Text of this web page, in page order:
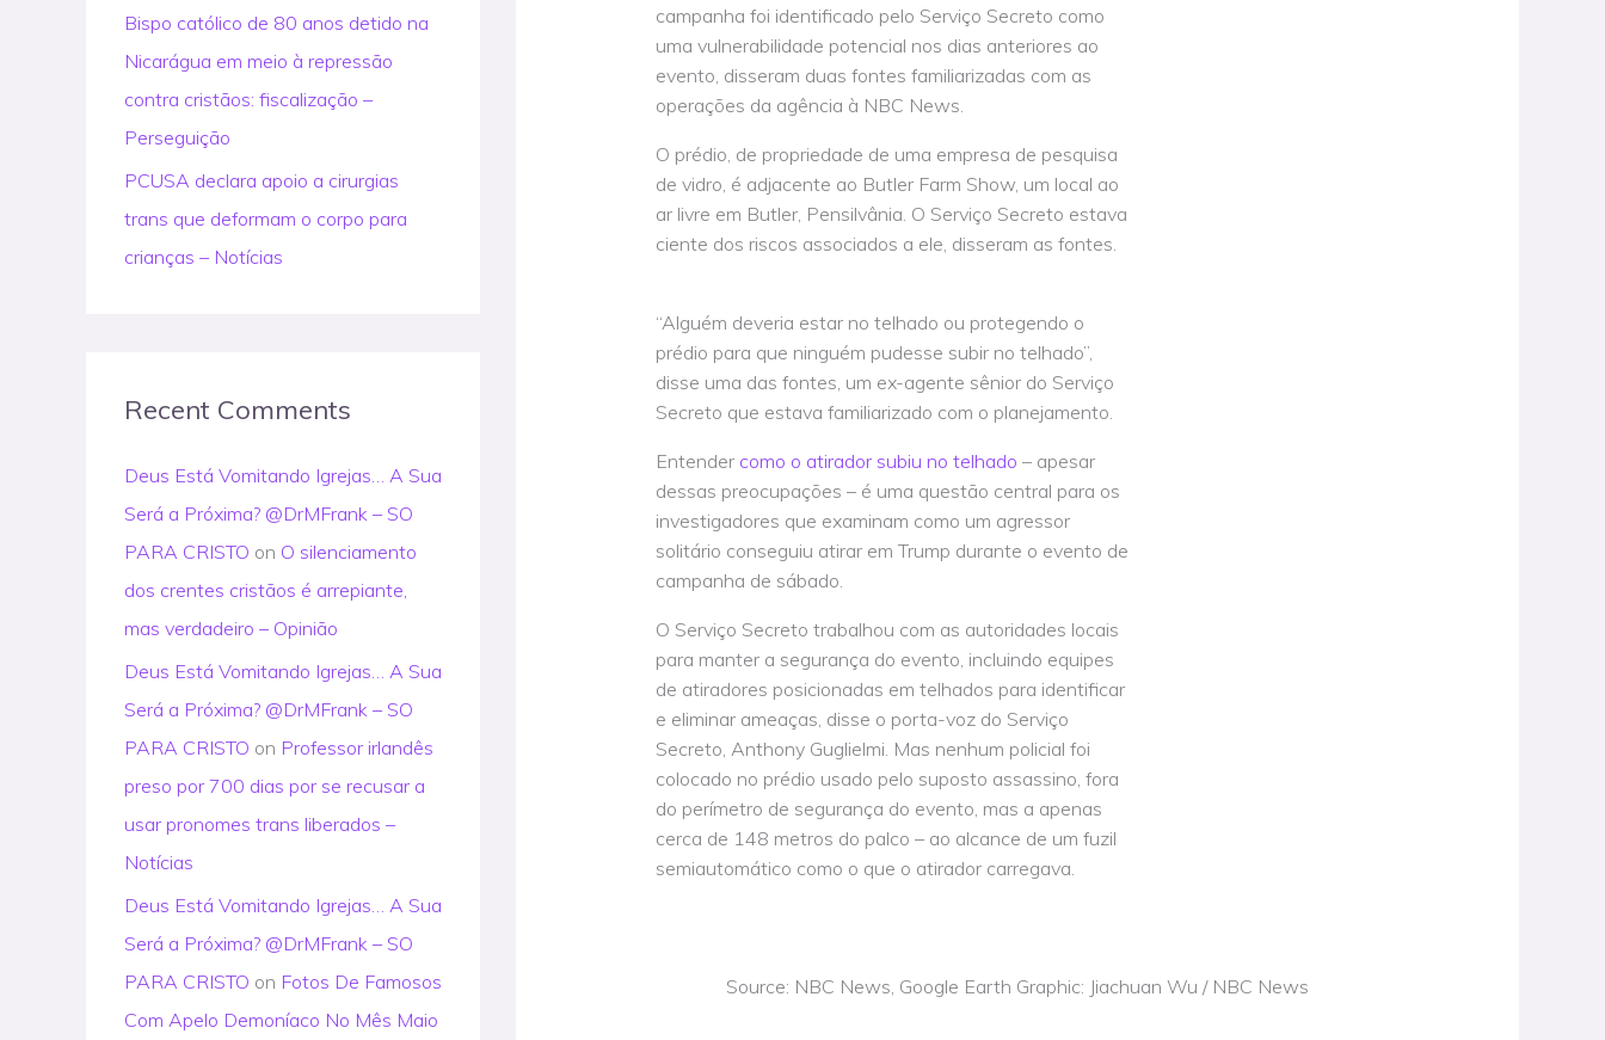
Bispo católico de 80 anos detido na
Nicarágua em meio à repressão
contra cristãos: fiscalização –
Perseguição
PCUSA declara apoio a cirurgias
trans que deformam o corpo para
crianças – Notícias
Recent Comments
Deus Está Vomitando Igrejas… A Sua
Será a Próxima? @DrMFrank – SO
PARA CRISTO on O silenciamento
dos crentes cristãos é arrepiante,
mas verdadeiro – Opinião
Deus Está Vomitando Igrejas… A Sua
Será a Próxima? @DrMFrank – SO
PARA CRISTO on Professor irlandês
preso por 700 dias por se recusar a
usar pronomes trans liberados –
Notícias
Deus Está Vomitando Igrejas… A Sua
Será a Próxima? @DrMFrank – SO
PARA CRISTO on Fotos De Famosos
Com Apelo Demoníaco No Mês Maio
campanha foi identificado pelo Serviço Secreto como
uma vulnerabilidade potencial nos dias anteriores ao
evento, disseram duas fontes familiarizadas com as
operações da agência à NBC News.
O prédio, de propriedade de uma empresa de pesquisa
de vidro, é adjacente ao Butler Farm Show, um local ao
ar livre em Butler, Pensilvânia. O Serviço Secreto estava
ciente dos riscos associados a ele, disseram as fontes.
“Alguém deveria estar no telhado ou protegendo o
prédio para que ninguém pudesse subir no telhado”,
disse uma das fontes, um ex-agente sênior do Serviço
Secreto que estava familiarizado com o planejamento.
Entender como o atirador subiu no telhado – apesar
dessas preocupações – é uma questão central para os
investigadores que examinam como um agressor
solitário conseguiu atirar em Trump durante o evento de
campanha de sábado.
O Serviço Secreto trabalhou com as autoridades locais
para manter a segurança do evento, incluindo equipes
de atiradores posicionadas em telhados para identificar
e eliminar ameaças, disse o porta-voz do Serviço
Secreto, Anthony Guglielmi. Mas nenhum policial foi
colocado no prédio usado pelo suposto assassino, fora
do perímetro de segurança do evento, mas a apenas
cerca de 148 metros do palco – ao alcance de um fuzil
semiautomático como o que o atirador carregava.
Source: NBC News, Google Earth Graphic: Jiachuan Wu / NBC News